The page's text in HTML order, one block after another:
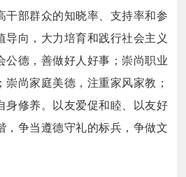
干部群众的知晓率、支持率和参
导向，大力培育和践行社会主义
公德，善做好人好事；崇尚职业
尚家庭美德，注重家风家教；
身修养。以友爱促和睦、以友好
，争当遵德守礼的标兵，争做文